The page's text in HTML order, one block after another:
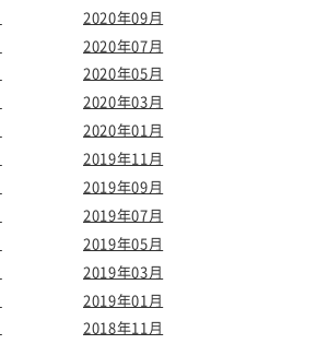
2020年09月
2020年07月
2020年05月
2020年03月
2020年01月
2019年11月
2019年09月
2019年07月
2019年05月
2019年03月
2019年01月
2018年11月